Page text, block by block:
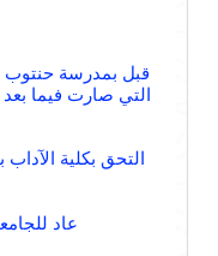
التي صارت فيما
عاد للجامعة مرة أخرى عام 67 فحول المشرف رسالة الماجستير إلى